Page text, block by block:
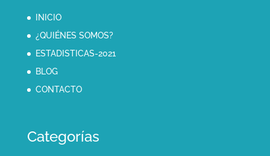
INICIO
¿QUIÉNES SOMOS?
ESTADISTICAS-2021
BLOG
CONTACTO
Categorías